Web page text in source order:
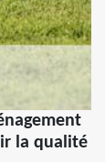
la qualité